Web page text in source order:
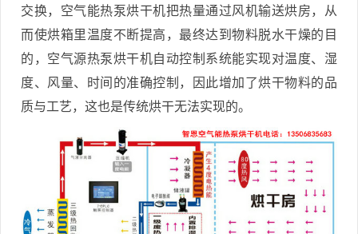
交换，空气能热泵烘干机把热量通过风机输送烘房，从
而使烘箱里温度不断提高，最终达到物料脱水干燥的目
的，空气源热泵烘干机自动控制系统能实现对温度、湿
度、风量、时间的准确控制，因此增加了烘干物料的品
质与工艺，这也是传统烘干无法实现的。